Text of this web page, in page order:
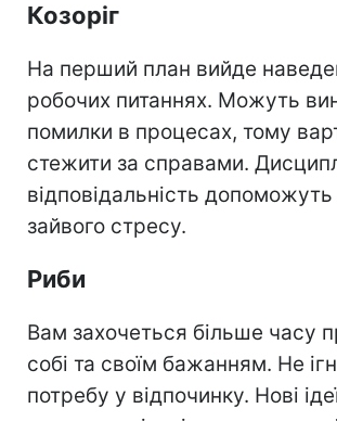
Козоріг
На перший план вийде
робочих питаннях. Можуть
помилки в процесах, тому
стежити за справами.
відповідальність
зайвого стресу.
Риби
Вам захочеться більше часу
собі та своїм бажанням. Не
потребу у відпочинку. Нові